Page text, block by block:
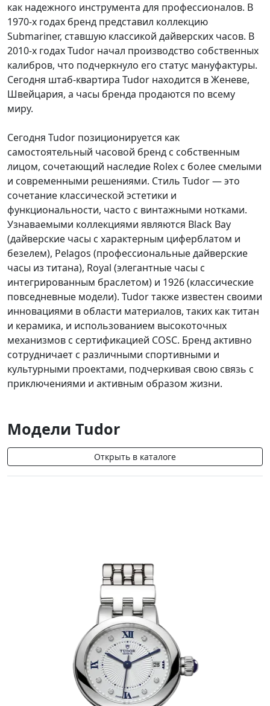
как надежного инструмента для профессионалов. В
1970-х годах бренд представил коллекцию
Submariner, ставшую классикой дайверских часов. В
2010-х годах Tudor начал производство собственных
калибров, что подчеркнуло его статус мануфактуры.
Сегодня штаб-квартира Tudor находится в Женеве,
Швейцария, а часы бренда продаются по всему
миру.
Сегодня Tudor позиционируется как
самостоятельный часовой бренд с собственным
лицом, сочетающий наследие Rolex с более смелыми
и современными решениями. Стиль Tudor — это
сочетание классической эстетики и
функциональности, часто с винтажными нотками.
Узнаваемыми коллекциями являются Black Bay
(дайверские часы с характерным циферблатом и
безелем), Pelagos (профессиональные дайверские
часы из титана), Royal (элегантные часы с
интегрированным браслетом) и 1926 (классические
повседневные модели). Tudor также известен своими
инновациями в области материалов, таких как титан
и керамика, и использованием высокоточных
механизмов с сертификацией COSC. Бренд активно
сотрудничает с различными спортивными и
культурными проектами, подчеркивая свою связь с
приключениями и активным образом жизни.
Модели Tudor
Открыть в каталоге